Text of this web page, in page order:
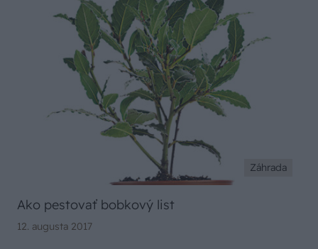
Záhrada
Ako pestovať bobkový list
12. augusta 2017